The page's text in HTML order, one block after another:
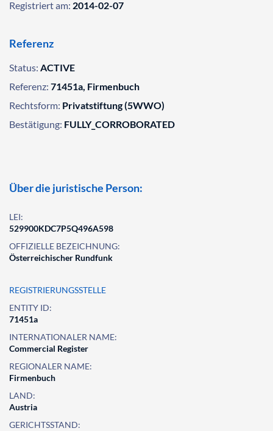
Registriert am: 2014-02-07
Referenz
Status: ACTIVE
Referenz: 71451a, Firmenbuch
Rechtsform: Privatstiftung (5WWO)
Bestätigung: FULLY_CORROBORATED
Über die juristische Person:
LEI:
529900KDC7P5Q496A598
OFFIZIELLE BEZEICHNUNG:
Österreichischer Rundfunk
REGISTRIERUNGSSTELLE
ENTITY ID:
71451a
INTERNATIONALER NAME:
Commercial Register
REGIONALER NAME:
Firmenbuch
LAND:
Austria
GERICHTSSTAND: